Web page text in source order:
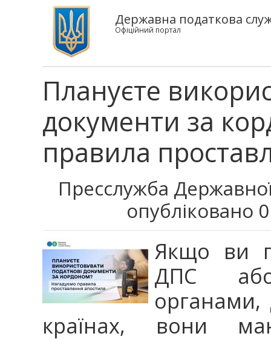
Державна податкова
Офіційний портал
Плануєте
документи за
правила
Пресслужба
опубліковано
Якщо ви
ДПС або
органами,
країнах, вони